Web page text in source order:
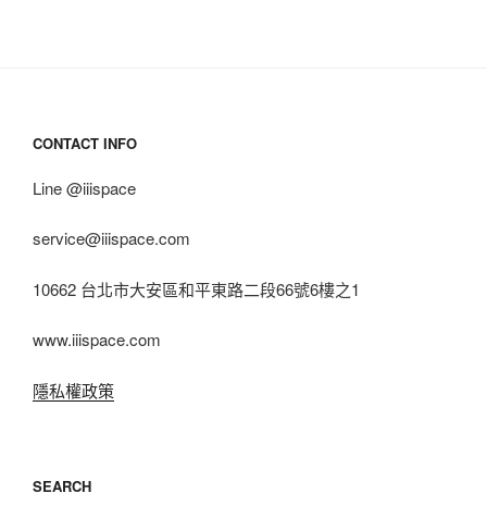
CONTACT INFO
Line @iiispace
service@iiispace.com
10662 台北市大安區和平東路二段66號6樓之1
www.iiispace.com
隱私權政策
SEARCH